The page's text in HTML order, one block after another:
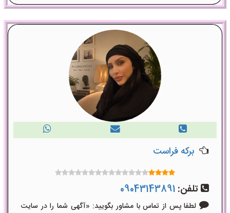
برکه فراست
تلفن: 09043143891
لطفا پس از تماس با مشاور بگویید: «آگهی شما را در سایت